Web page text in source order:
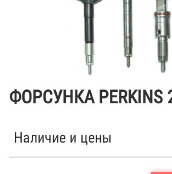
ФОРСУНКА PERKINS
Наличие и цены